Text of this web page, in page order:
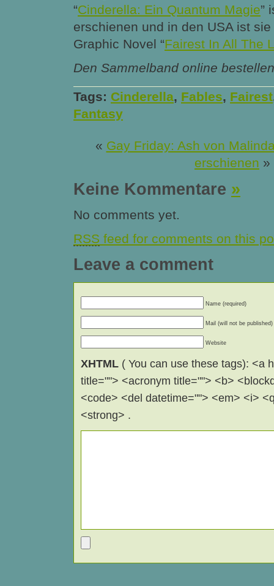
“Cinderella: Ein Quantum Magie”
erschienen und in den USA ist sie
Graphic Novel “Fairest In All The
Den Sammelband online bestellen
Tags: Cinderella, Fables, Fairest
Fantasy
« Gay Friday: Ash von
erschienen »
Keine Kommentare »
No comments yet.
RSS feed for comments on this
Leave a comment
Name (required)
Mail (will not be published)
Website
XHTML ( You can use these tags): <a
title=""> <acronym title=""> <b>
<code> <del datetime=""> <em> <i>
<strong> .